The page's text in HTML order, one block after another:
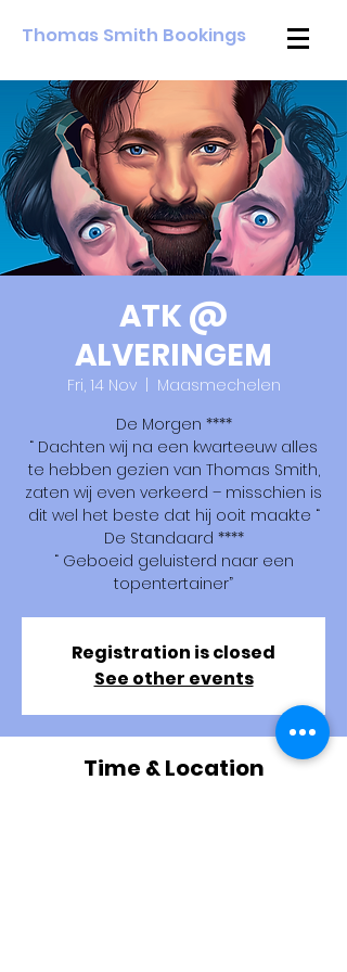
Thomas Smith Bookings
ATK @
ALVERINGEM
Fri, 14 Nov
  |
Maasmechelen
De Morgen ****
“ Dachten wij na een kwarteeuw alles
te hebben gezien van Thomas Smith,
zaten wij even verkeerd – misschien is
dit wel het beste dat hij ooit maakte “
De Standaard ****
“ Geboeid geluisterd naar een
topentertainer”
Registration is closed
See other events
Time & Location